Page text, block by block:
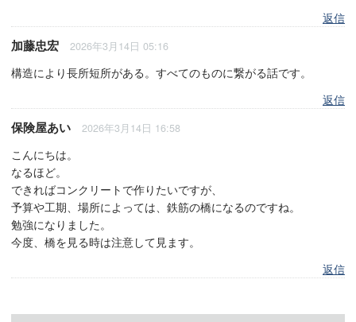
返信
加藤忠宏 2026年3月14日 05:16
構造により長所短所がある。すべてのものに繋がる話です。
返信
保険屋あい 2026年3月14日 16:58
こんにちは。
なるほど。
できればコンクリートで作りたいですが、
予算や工期、場所によっては、鉄筋の橋になるのですね。
勉強になりました。
今度、橋を見る時は注意して見ます。
返信